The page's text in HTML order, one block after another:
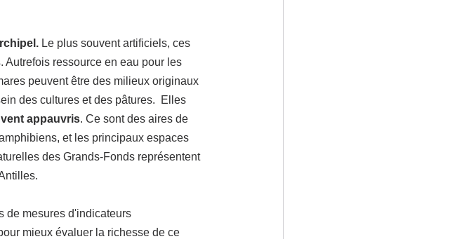
Le plus souvent artificiels, ces
Autrefois ressource en eau pour les
peuvent être des milieux originaux
des cultures et des pâtures.  Elles
appauvris. Ce sont des aires de
et les principaux espaces
des Grands-Fonds représentent
de mesures d'indicateurs
mieux évaluer la richesse de ce